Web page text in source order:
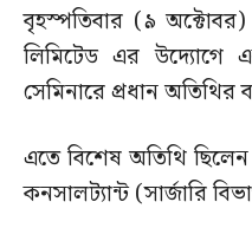
বৃহস্পতিবার (৯ অক্টোবর)
লিমিটেড এর উদ্যোগে
সেমিনারে প্রধান
এতে বিশেষ অতিথি
কনসালট্যান্ট (সার্জারি